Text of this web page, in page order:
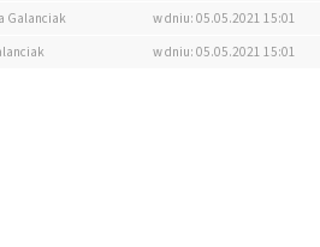
Galanciak
w dniu: 05.05.2021 15:01
w dniu: 05.05.2021 15:01